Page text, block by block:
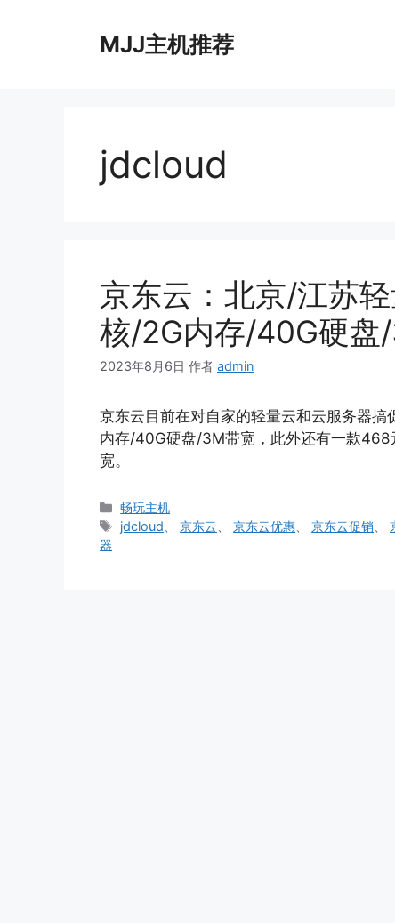
MJJ主机推荐
jdcloud
京东云：北京/江苏
核/2G内存/40G硬盘
2023年8月6日 作者 admin
京东云目前在对自家的轻量云和云服务器
内存/40G硬盘/3M带宽，此外还有一款
宽。
分
类
畅玩主机
标
jdcloud 、京东云 、京东云优惠 、京东云促销 、
器